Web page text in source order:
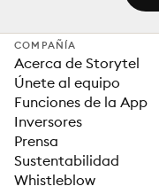
COMPAÑÍA
Acerca de Storytel
Únete al equipo
Funciones de la App
Inversores
Prensa
Sustentabilidad
Whistleblow